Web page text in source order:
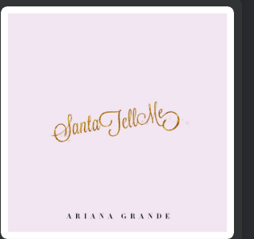
Neil Young – Oceanside Countryside(093624833642)【24bit／192.0kHz】土耳其区